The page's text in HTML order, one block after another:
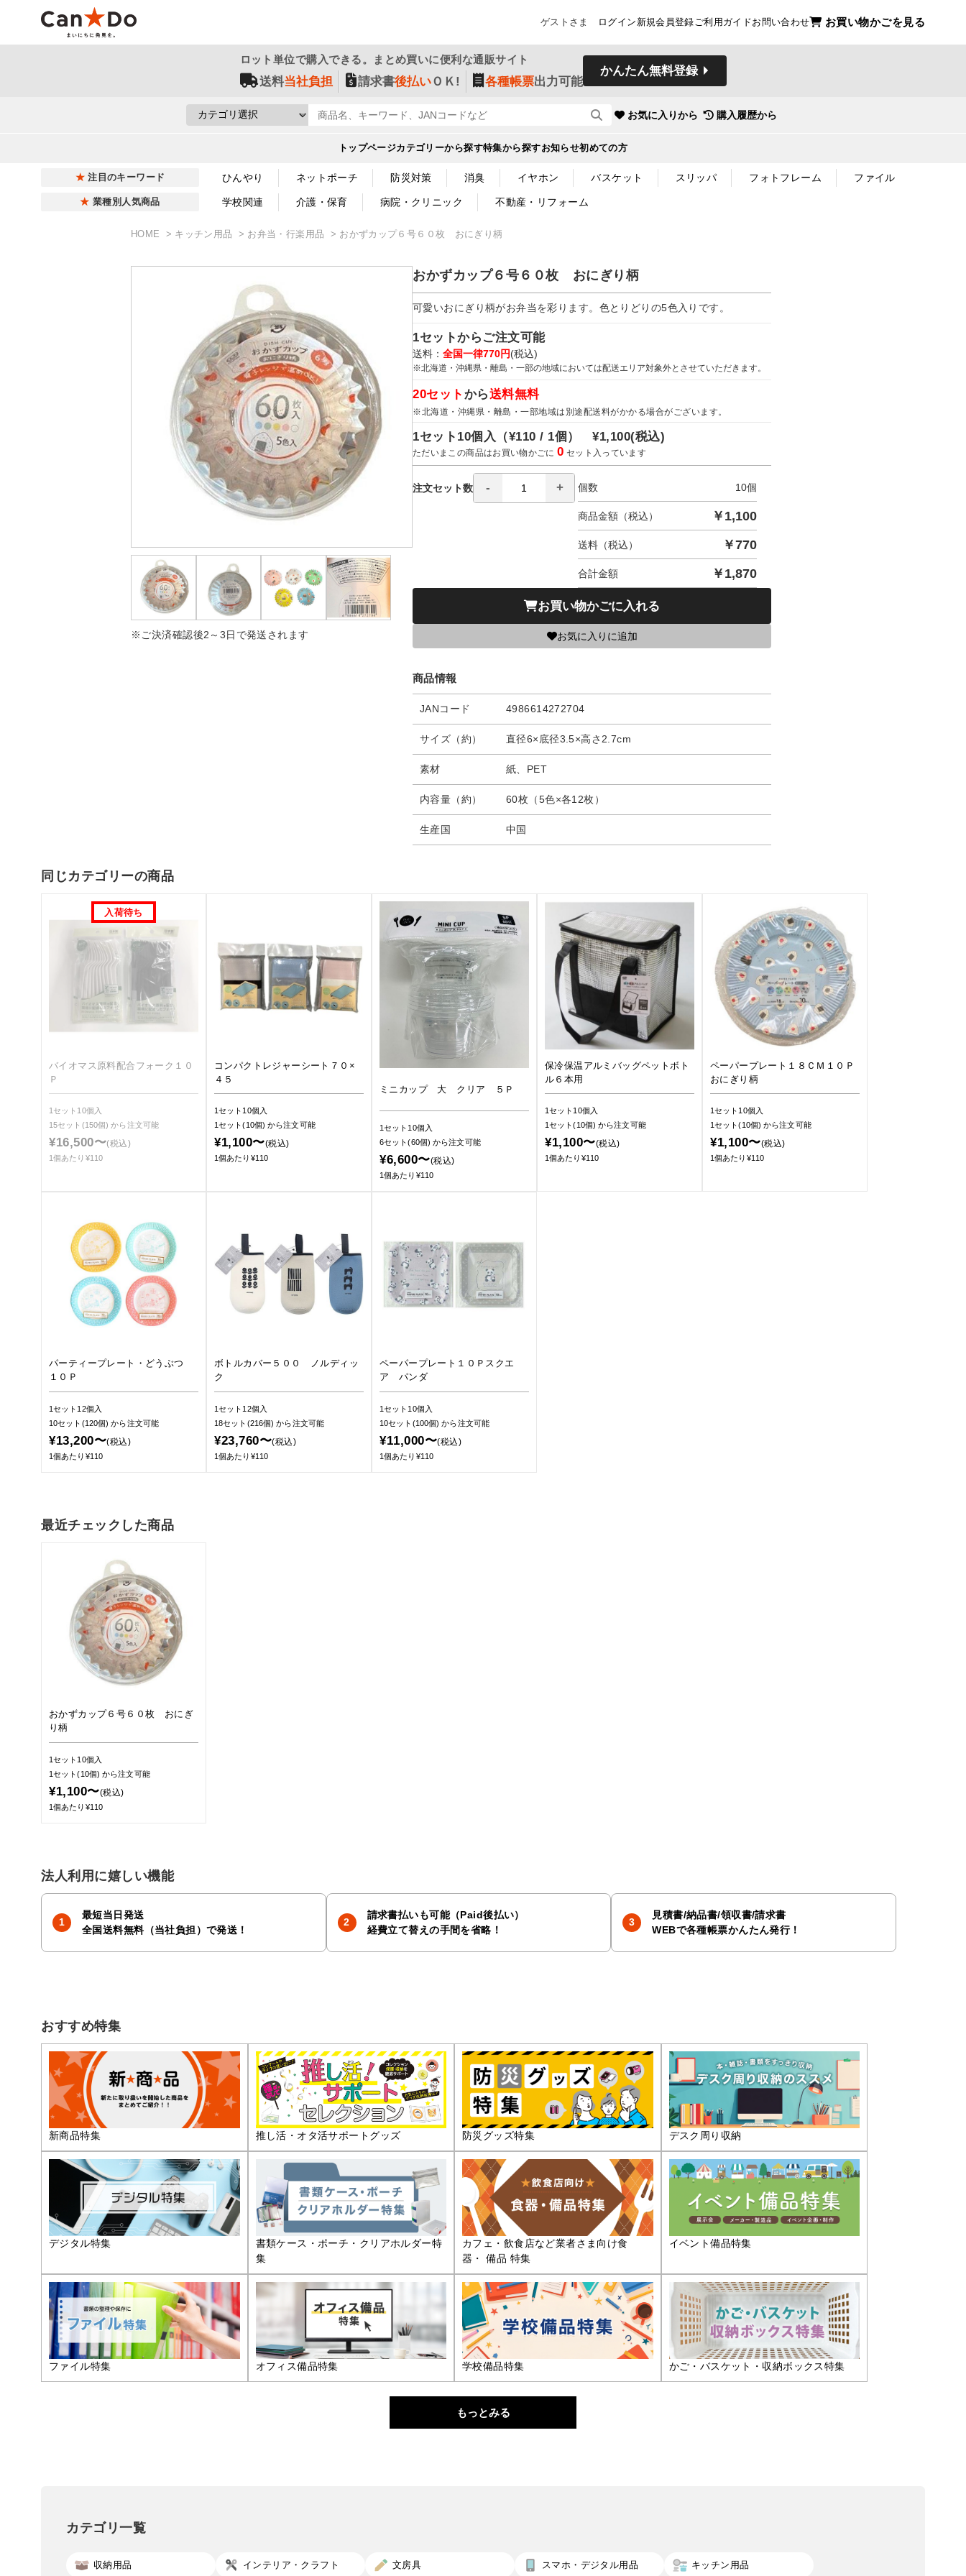
ゲストさま ログイン 新規会員登録ご利用ガイドお問い合わせ お買い物かごを見る
ロット単位で購入できる。まとめ買いに便利な通販サイト
送料当社負担 請求書後払いＯＫ! 各種帳票出力可能
かんたん無料登録
お気に入りから 購入履歴から
トップページカテゴリーから探す特集から探すお知らせ初めての方
注目のキーワード ひんやり ネットポーチ 防災対策 消臭 イヤホン バスケット スリッパ フォトフレーム ファイル
業種別人気商品 学校関連 介護・保育 病院・クリニック 不動産・リフォーム
HOME キッチン用品 お弁当・行楽用品 おかずカップ６号６０枚 おにぎり柄
※ご決済確認後2～3日で発送されます
おかずカップ６号６０枚 おにぎり柄
可愛いおにぎり柄がお弁当を彩ります。色とりどりの5色入りです。
1セットからご注文可能
送料： 全国一律770円(税込)
※北海道・沖縄県・離島・一部の地域においては配送エリア対象外とさせていただきます。
20セット から送料無料
※北海道・沖縄県・離島・一部地域は別途配送料がかかる場合がございます。
1セット10個入（¥110 / 1個）¥1,100(税込)
ただいまこの商品はお買い物かごに0 セット入っています
注文セット数 個数 10個
商品金額（税込） ￥ 1,100
送料（税込） ￥770
合計金額 ￥ 1,870
お買い物かごに入れる
お気に入りに追加
商品情報
JANコード 4986614272704
サイズ（約） 直径6×底径3.5×高さ2.7cm
素材 紙、PET
内容量（約） 60枚（5色×各12枚）
生産国 中国
同じカテゴリーの商品
バイオマス原料配合フォーク１０
Ｐ
1セット10個入
15セット(150個)から注文可能
¥16,500〜(税込)
1個あたり¥110
コンパクトレジャーシート７０×
４５
1セット10個入
1セット(10個)から注文可能
¥1,100〜(税込)
1個あたり¥110
ミニカップ 大 クリア ５Ｐ
1セット10個入
6セット(60個)から注文可能
¥6,600〜(税込)
1個あたり¥110
保冷保温アルミバッグペットボト
ル６本用
1セット10個入
1セット(10個)から注文可能
¥1,100〜(税込)
1個あたり¥110
ペーパープレート１８ＣＭ１０Ｐ
おにぎり柄
1セット10個入
1セット(10個)から注文可能
¥1,100〜(税込)
1個あたり¥110
パーティープレート・どうぶつ
１０Ｐ
1セット12個入
10セット(120個)から注文可能
¥13,200〜(税込)
1個あたり¥110
ボトルカバー５００ ノルディッ
ク
1セット12個入
18セット(216個)から注文可能
¥23,760〜(税込)
1個あたり¥110
ペーパープレート１０Ｐスクエ
ア パンダ
1セット10個入
10セット(100個)から注文可能
¥11,000〜(税込)
1個あたり¥110
最近チェックした商品
おかずカップ６号６０枚 おにぎ
り柄
1セット10個入
1セット(10個)から注文可能
¥1,100〜(税込)
1個あたり¥110
法人利用に嬉しい機能
最短当日発送
全国送料無料（当社負担）で発送！
請求書払いも可能（Paid後払い）
経費立て替えの手間を省略！
見積書/納品書/領収書/請求書
WEBで各種帳票かんたん発行！
おすすめ特集
新商品特集 推し活・オタ活サポートグッズ 防災グッズ特集 デスク周り収納
デジタル特集
書類ケース・ポーチ・クリアホルダー特
集
カフェ・飲食店など業者さま向け食
器・ 備品 特集
イベント備品特集
ファイル特集 オフィス備品特集 学校備品特集 かご・バスケット・収納ボックス特集
もっとみる
カテゴリ一覧
収納用品 インテリア・クラフト 文房具 スマホ・デジタル用品 キッチン用品